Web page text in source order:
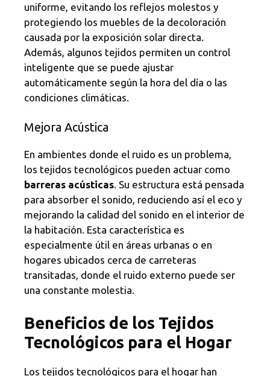
uniforme, evitando los reflejos molestos y
protegiendo los muebles de la decoloración
causada por la exposición solar directa.
Además, algunos tejidos permiten un control
inteligente que se puede ajustar
automáticamente según la hora del día o las
condiciones climáticas.
Mejora Acústica
En ambientes donde el ruido es un problema,
los tejidos tecnológicos pueden actuar como
barreras acústicas. Su estructura está pensada
para absorber el sonido, reduciendo así el eco y
mejorando la calidad del sonido en el interior de
la habitación. Esta característica es
especialmente útil en áreas urbanas o en
hogares ubicados cerca de carreteras
transitadas, donde el ruido externo puede ser
una constante molestia.
Beneficios de los Tejidos
Tecnológicos para el Hogar
Los tejidos tecnológicos para el hogar han